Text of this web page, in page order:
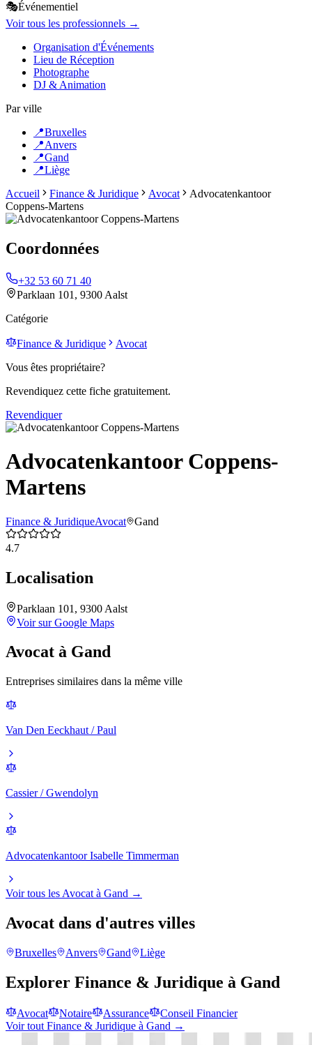
🎭Événementiel
Voir tous les professionnels →
Organisation d'Événements
Lieu de Réception
Photographe
DJ & Animation
Par ville
📍Bruxelles
📍Anvers
📍Gand
📍Liège
Accueil
Finance & Juridique Avocat
Advocatenkantoor
Coppens-Martens
Coordonnées
+32 53 60 71 40
Parklaan 101, 9300 Aalst
Catégorie
Finance & Juridique
Avocat
Vous êtes propriétaire?
Revendiquez cette fiche gratuitement.
Revendiquer
Advocatenkantoor Coppens-
Martens
Finance & JuridiqueAvocat Gand
4.7
Localisation
Parklaan 101, 9300 Aalst
Voir sur Google Maps
Avocat à Gand
Entreprises similaires dans la même ville
Van Den Eeckhaut / Paul
Cassier / Gwendolyn
Advocatenkantoor Isabelle Timmerman
Voir tous les Avocat à Gand →
Avocat dans d'autres villes
Bruxelles Anvers Gand Liège
Explorer Finance & Juridique à Gand
Avocat Notaire Assurance
Conseil Financier
Voir tout Finance & Juridique à Gand →